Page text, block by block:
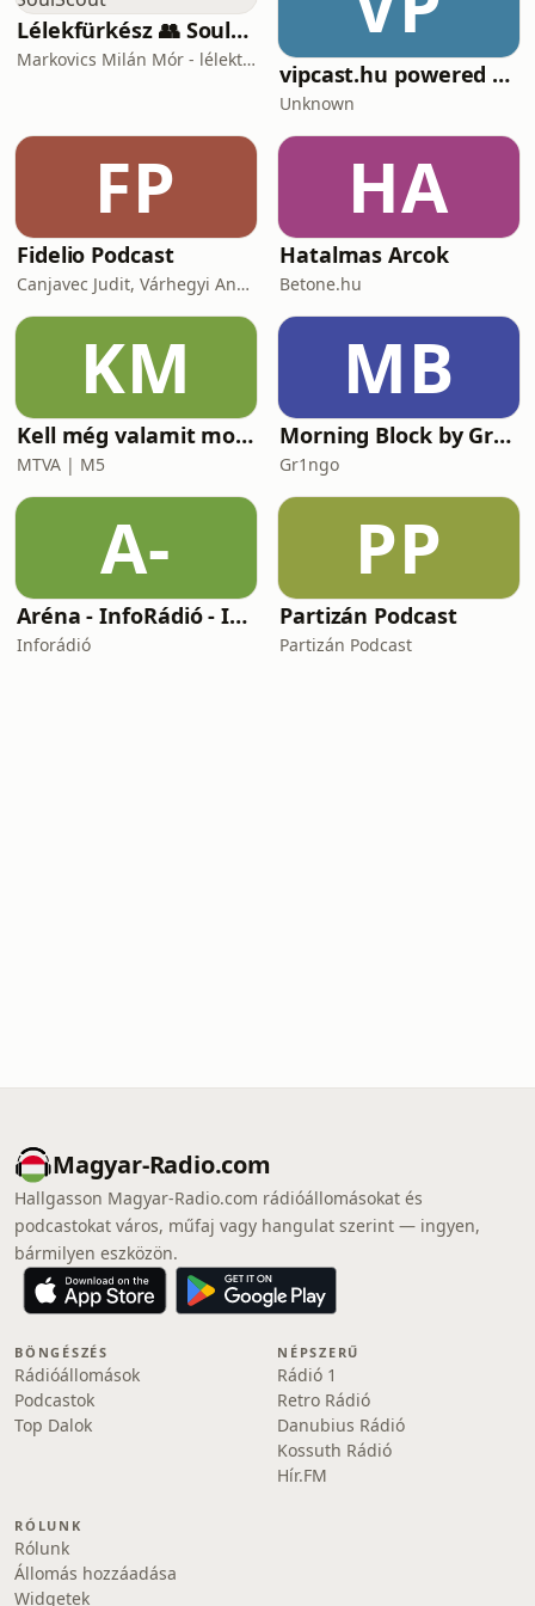
Lélekfürkész 👥 SoulScout
Markovics Milán Mór - lélektan, tudomány, vallás, harc
vipcast.hu powered by Media1
Unknown
FP
Fidelio Podcast
Canjavec Judit, Várhegyi András, Gyürke Kata, Tompa Diána, Vass Antónia
HA
Hatalmas Arcok
Betone.hu
KM
Kell még valamit mondanom, Ildikó?
MTVA | M5
MB
Morning Block by Gr1ngo
Gr1ngo
A-
Aréna - InfoRádió - Infostart.hu
Inforádió
PP
Partizán Podcast
Partizán Podcast
Magyar-Radio.com
Hallgasson Magyar-Radio.com rádióállomásokat és
podcastokat város, műfaj vagy hangulat szerint — ingyen,
bármilyen eszközön.
BÖNGÉSZÉS
Rádióállomások
Podcastok
Top Dalok
NÉPSZERŰ
Rádió 1
Retro Rádió
Danubius Rádió
Kossuth Rádió
Hír.FM
RÓLUNK
Rólunk
Állomás hozzáadása
Widgetek